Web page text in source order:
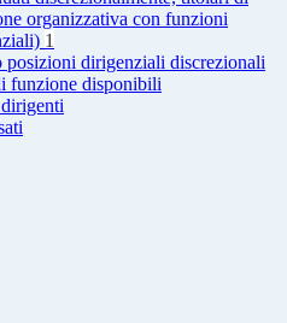
organizzativa con funzioni
1
posizioni dirigenziali discrezionali
funzione disponibili